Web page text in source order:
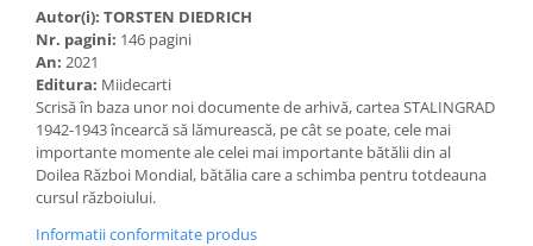
Autor(i): TORSTEN DIEDRICH
Nr. pagini: 146 pagini
An: 2021
Editura: Miidecarti
Scrisă în baza unor noi documente de arhivă, cartea STALINGRAD
1942-1943 încearcă să lămurească, pe cât se poate, cele mai
importante momente ale celei mai importante bătălii din al
Doilea Război Mondial, bătălia care a schimba pentru totdeauna
cursul războiului.
Informatii conformitate produs